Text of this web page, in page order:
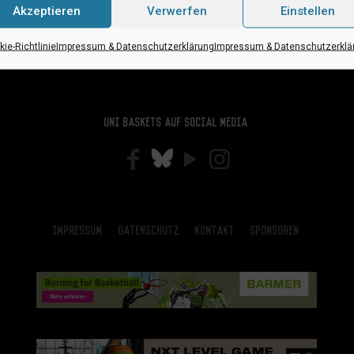
Akzeptieren Verwerfen Einstellen
RichtlinieImpressum & DatenschutzerklärungImpressum &
Uni Baskets auf Social Media
Impressum Datenschutz Kontakt Sponsoren